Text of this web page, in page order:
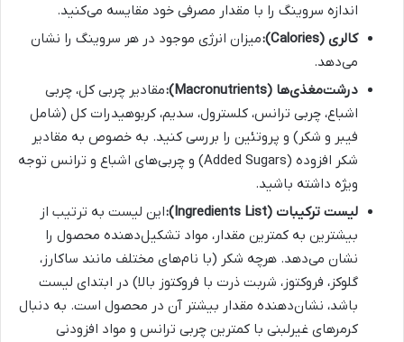
اندازه سروینگ را با مقدار مصرفی خود مقایسه می‌کنید.
کالری (Calories):
میزان انرژی موجود در هر سروینگ را نشان
می‌دهد.
درشت‌مغذی‌ها (Macronutrients):
مقادیر چربی کل، چربی
اشباع، چربی ترانس، کلسترول، سدیم، کربوهیدرات کل (شامل
فیبر و شکر) و پروتئین را بررسی کنید. به خصوص به مقادیر
شکر افزوده (Added Sugars) و چربی‌های اشباع و ترانس توجه
ویژه داشته باشید.
لیست ترکیبات (Ingredients List):
این لیست به ترتیب از
بیشترین به کمترین مقدار، مواد تشکیل‌دهنده محصول را
نشان می‌دهد. هرچه شکر (با نام‌های مختلف مانند ساکارز،
گلوکز، فروکتوز، شربت ذرت با فروکتوز بالا) در ابتدای لیست
باشد، نشان‌دهنده مقدار بیشتر آن در محصول است. به دنبال
کرمرهای غیرلبنی با کمترین چربی ترانس و مواد افزودنی